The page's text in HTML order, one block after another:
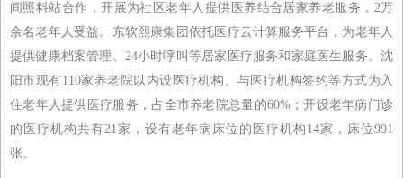
间照料站合作，开展为社区老年人提供医养结合居家养老服务，2万
余名老年人受益。东软熙康集团依托医疗云计算服务平台，为老年人
提供健康档案管理、24小时呼叫等居家医疗服务和家庭医生服务。沈
阳市现有110家养老院以内设医疗机构、与医疗机构签约等方式为入
住老年人提供医疗服务，占全市养老院总量的60%；开设老年病门诊
的医疗机构共有21家，设有老年病床位的医疗机构14家，床位991
张。